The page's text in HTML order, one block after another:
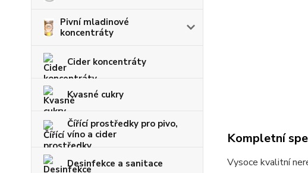
Pivní mladinové
koncentráty
Cider koncentráty
Kvasné cukry
Čířící prostředky pro pivo,
víno a cider
Desinfekce a sanitace
Kompletní
Vysoce kvalitní